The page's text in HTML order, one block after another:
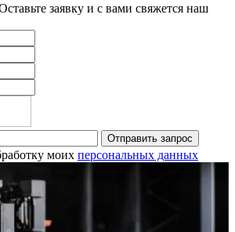
заявку и с вами свяжется наш
моих персональных данных